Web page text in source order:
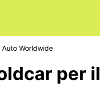
Worldwide
per il